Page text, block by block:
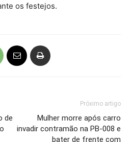
os festejos.
de
Próximo artigo
Mulher morre após carro
invadir contramão na PB-008 e
bater de frente com